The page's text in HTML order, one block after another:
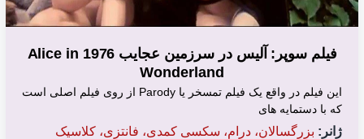
فیلم سوپر: آلیس در سرزمین عجایب 1976 Alice in
Wonderland
این فیلم در واقع یک فیلم تمسخر یا Parody از روی فیلم اصلی است
که با دستمایه های
ژانر: بزرگسالان، درام، سکسی کمدی، فانتزی، کلاسیک